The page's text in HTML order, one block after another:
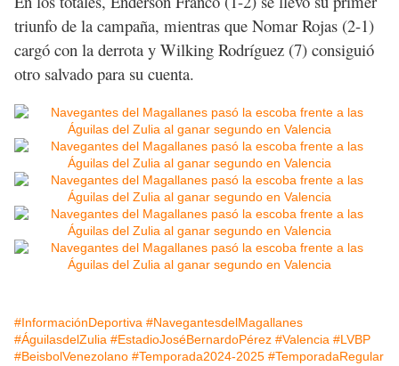
triunfo de la campaña, mientras que Nomar Rojas (2-1)
cargó con la derrota y Wilking Rodríguez (7) consiguió
otro salvado para su cuenta.
#InformaciónDeportiva #NavegantesdelMagallanes
#ÁguilasdelZulia #EstadioJoséBernardoPérez #Valencia #LVBP
#BeisbolVenezolano #Temporada2024-2025 #TemporadaRegular